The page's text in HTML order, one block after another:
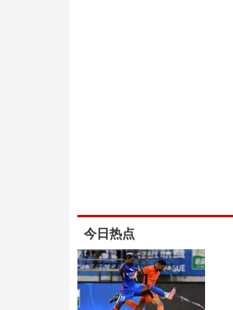
今日热点